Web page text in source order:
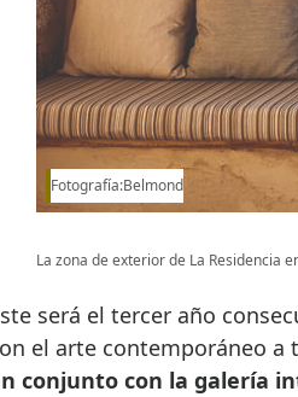
Fotografía:Belmond
La zona de exterior de La Residencia
será el tercer año
el arte contemporáneo a
conjunto con la galería